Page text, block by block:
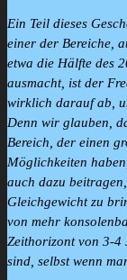
Ein Teil dieses
einer der Bereiche,
etwa die Hälfte des
ausmacht, ist der
wirklich darauf ab,
Denn wir glauben,
Bereich, der einen
Möglichkeiten
auch dazu
Gleichgewicht zu
von mehr
Zeithorizont von 3-4
sind, selbst wenn